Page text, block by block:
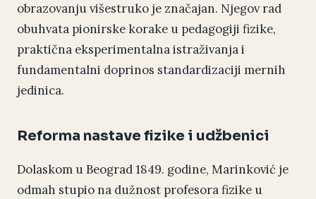
obrazovanju višestruko je značajan. Njegov rad
obuhvata pionirske korake u pedagogiji fizike,
praktična eksperimentalna istraživanja i
fundamentalni doprinos standardizaciji mernih
jedinica.
Reforma nastave fizike i udžbenici
Dolaskom u Beograd 1849. godine, Marinković je
odmah stupio na dužnost profesora fizike u